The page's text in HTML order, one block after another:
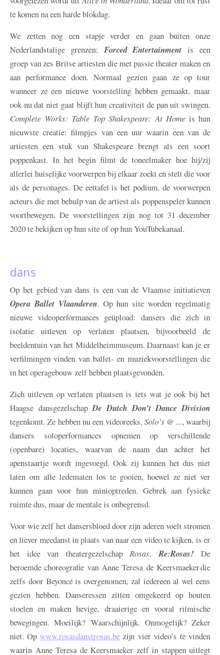
te komen na een harde blokdag.
We zetten nog een stapje verder en gaan buiten onze
Nederlandstalige grenzen: Forced Entertainment is een
groep van zes Britse artiesten die met passie theater maken en
aan performance doen. Normaal gezien gaan ze op tour
wanneer ze een nieuwe voorstelling hebben gemaakt, maar
ook nu dat niet gaat blijft hun creativiteit de pan uit swingen.
Complete Works: Table Top Shakespeare: At Home is hun
nieuwste creatie: filmpjes van een uur waarin een van de
artiesten een stuk van Shakespeare brengt als een soort
poppenkast. In het begin filmt de toneelmaker hoe hij/zij
allerlei huiselijke voorwerpen bij elkaar zoekt en stelt die voor
als de personages. De eettafel is het podium, de voorwerpen
acteurs die met behulp van de artiest als poppenspeler kunnen
voortbewegen. De voorstellingen zijn nog tot 31 december
2020 te bekijken op hun site of op hun YouTubekanaal.
dans
Op het gebied van dans is een van de Vlaamse initiatieven
Opera Ballet Vlaanderen. Op hun site worden regelmatig
nieuwe videoperformances geüpload: dansers die zich in
isolatie uitleven op verlaten plaatsen, bijvoorbeeld de
beeldentuin van het Middelheimmuseum. Daarnaast kan je er
verfilmingen vinden van ballet- en muziekvoorstellingen die
in het operagebouw zelf hebben plaatsgevonden.
Zich uitleven op verlaten plaatsen is iets wat je ook bij het
Haagse dansgezelschapDe Dutch Don’t Dance Division
tegenkomt. Ze hebben nu een videoreeks,Solo’s @ ..., waarbij
dansers soloperformances opnemen op verschillende
(openbare) locaties, waarvan de naam dan achter het
apenstaartje wordt ingevoegd. Ook zij kunnen het dus niet
laten om alle ledematen los te gooien, hoewel ze niet ver
kunnen gaan voor hun minioptreden. Gebrek aan fysieke
ruimte dus, maar de mentale is onbegrensd.
Voor wie zelf het dansersbloed door zijn aderen voelt stromen
en liever meedanst in plaats van naar een video te kijken, is er
het idee van theatergezelschap Rosas,Re:Rosas!De
beroemde choreografie van Anne Teresa de Keersmaeker die
zelfs door Beyoncé is overgenomen, zal iedereen al wel eens
gezien hebben. Danseressen zitten omgekeerd op houten
stoelen en maken hevige, draaierige en vooral ritmische
bewegingen. Moeilijk? Waarschijnlijk. Onmogelijk? Zeker
niet. Opwww.rosasdanstrosas.be zijn vier video’s te vinden
waarin Anne Teresa de Keersmaeker zelf in stappen uitlegt